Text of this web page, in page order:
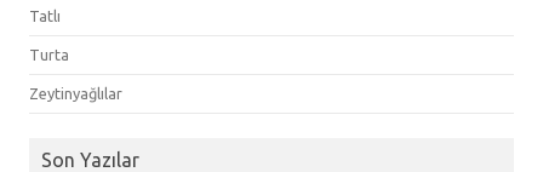
Tatlı
Turta
Zeytinyağlılar
Son Yazılar